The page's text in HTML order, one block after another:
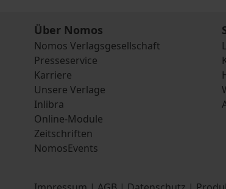
Über Nomos
Nomos Verlagsgesellschaft
Presseservice
Karriere
Unsere Verlage
Inlibra
Online-Module
Zeitschriften
NomosEvents